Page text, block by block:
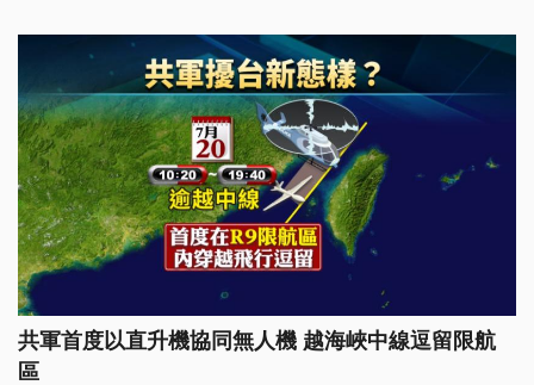
共軍首度以直升機協同無人機 越海峽中線逗留限航
區